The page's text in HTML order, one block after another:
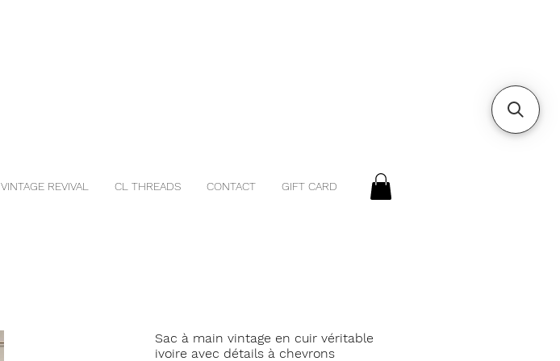
VINTAGE REVIVAL CL THREADS CONTACT GIFT CARD
Sac à main vintage en cuir véritable
ivoire avec détails à chevrons